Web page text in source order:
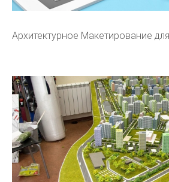
Архитектурное Макетирование